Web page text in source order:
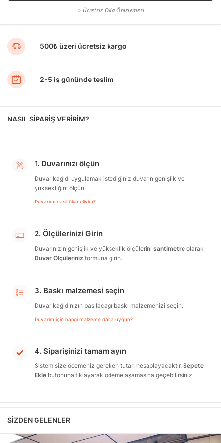
✨ Ücretsiz Oda Önizlemesi
500₺ üzeri ücretsiz kargo
2-5 iş gününde teslim
NASIL SİPARİŞ VERİRİM?
1. Duvarınızı ölçün
Duvar kağıdı uygulamak istediğiniz duvarın genişlik ve
yüksekliğini ölçün.
Duvarımı nasıl ölçmeliyim?
2. Ölçülerinizi Girin
Duvarınızın genişlik ve yükseklik ölçülerini santimetre olarak
Duvar Ölçüleriniz formuna girin.
3. Baskı malzemesi seçin
Duvar kağıdınızın basılacağı baskı malzemenizi seçin.
Duvarım için hangi malzeme daha uygun?
4. Siparişinizi tamamlayın
Sistem size ödemeniz gereken tutarı hesaplayacaktır. Sepete
Ekle butonuna tıklayarak ödeme aşamasına geçebilirsiniz.
SIZDEN GELENLER